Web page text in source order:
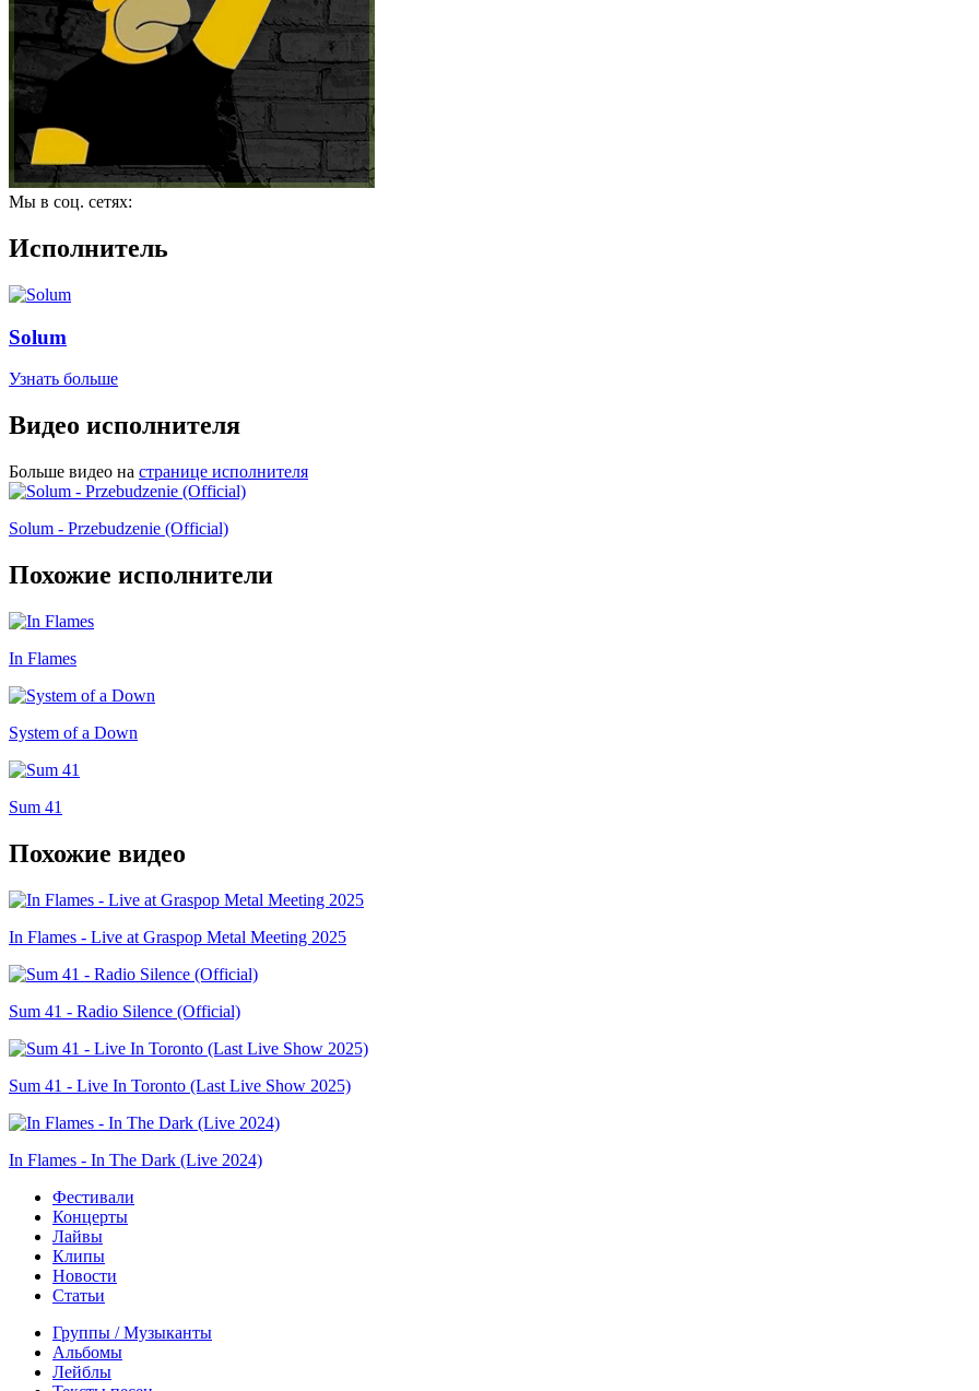
Мы в соц. сетях:
Исполнитель
Solum
Узнать больше
Видео исполнителя
Больше видео на странице исполнителя
Solum - Przebudzenie (Official)
Похожие исполнители
In Flames
System of a Down
Sum 41
Похожие видео
In Flames - Live at Graspop Metal Meeting 2025
Sum 41 - Radio Silence (Official)
Sum 41 - Live In Toronto (Last Live Show 2025)
In Flames - In The Dark (Live 2024)
Фестивали
Концерты
Лайвы
Клипы
Новости
Статьи
Группы / Музыканты
Альбомы
Лейблы